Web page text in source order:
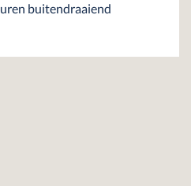
buitendraaiend